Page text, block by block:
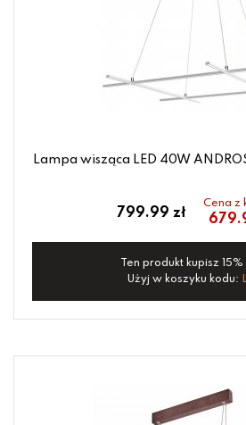
Lampa wisząca LED 40W
799.99 zł
Cena z
Ten produkt kupisz
Użyj w koszyku kodu: